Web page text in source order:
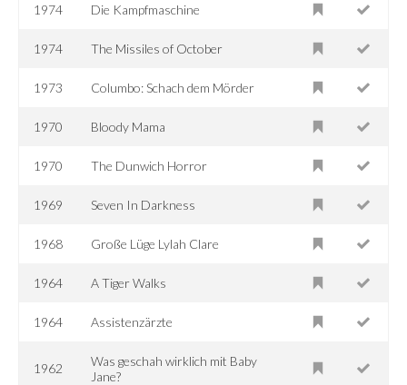
1974 Die Kampfmaschine
1974 The Missiles of October
1973 Columbo: Schach dem Mörder
1970 Bloody Mama
1970 The Dunwich Horror
1969 Seven In Darkness
1968 Große Lüge Lylah Clare
1964 A Tiger Walks
1964 Assistenzärzte
1962
Was geschah wirklich mit Baby
Jane?